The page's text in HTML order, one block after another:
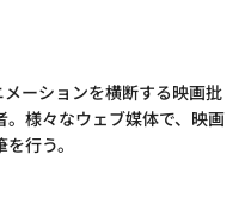
ーションを横断する映画批
様々なウェブ媒体で、映画
行う。